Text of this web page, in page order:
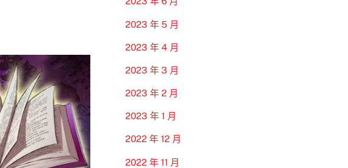
2023 年 5 月
2023 年 4 月
2023 年 3 月
2023 年 2 月
2023 年 1 月
2022 年 12 月
2022 年 11 月